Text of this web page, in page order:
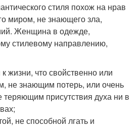
стиля похож на нрав
миром, не знающего зла,
Женщина в одежде,
стилевому направлению,
жизни, что свойственно или
не знающим потерь, или очень
присутствия духа ни в
не способной лгать и